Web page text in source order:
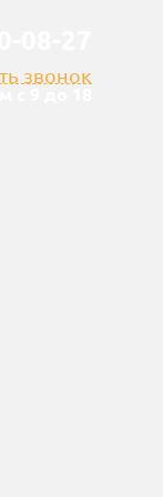
звонок